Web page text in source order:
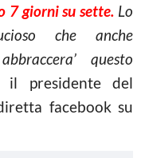
7 giorni su sette. Lo
che anche
questo
presidente del
facebook su